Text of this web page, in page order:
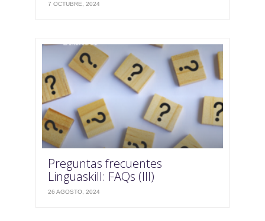
7 OCTUBRE, 2024
Preguntas frecuentes
Linguaskill: FAQs (III)
26 AGOSTO, 2024